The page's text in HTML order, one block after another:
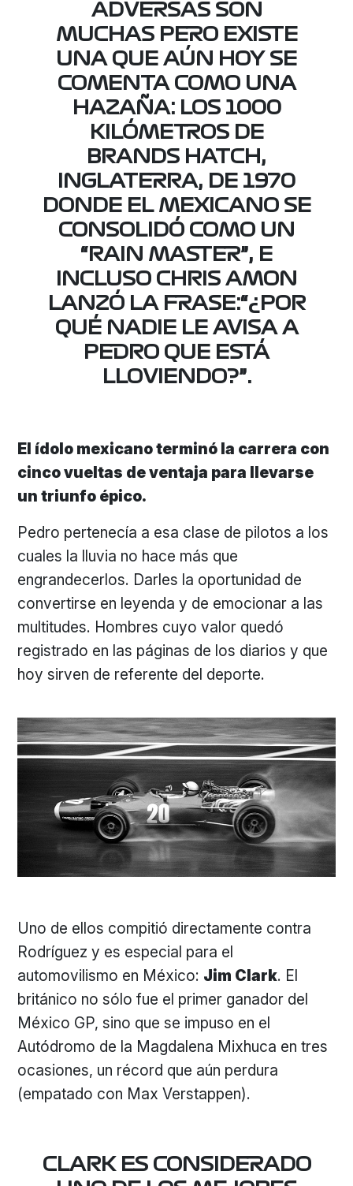
ADVERSAS SON
MUCHAS PERO EXISTE
UNA QUE AÚN HOY SE
COMENTA COMO UNA
HAZAÑA: LOS 1000
KILÓMETROS DE
BRANDS HATCH,
INGLATERRA, DE 1970
DONDE EL MEXICANO SE
CONSOLIDÓ COMO UN
“RAIN MASTER”, E
INCLUSO CHRIS AMON
LANZÓ LA FRASE:“¿POR
QUÉ NADIE LE AVISA A
PEDRO QUE ESTÁ
LLOVIENDO?”.
El ídolo mexicano terminó la carrera con
cinco vueltas de ventaja para llevarse
un triunfo épico.
Pedro pertenecía a esa clase de pilotos a los
cuales la lluvia no hace más que
engrandecerlos. Darles la oportunidad de
convertirse en leyenda y de emocionar a las
multitudes. Hombres cuyo valor quedó
registrado en las páginas de los diarios y que
hoy sirven de referente del deporte.
Uno de ellos compitió directamente contra
Rodríguez y es especial para el
automovilismo en México: Jim Clark. El
británico no sólo fue el primer ganador del
México GP, sino que se impuso en el
Autódromo de la Magdalena Mixhuca en tres
ocasiones, un récord que aún perdura
(empatado con Max Verstappen).
CLARK ES CONSIDERADO